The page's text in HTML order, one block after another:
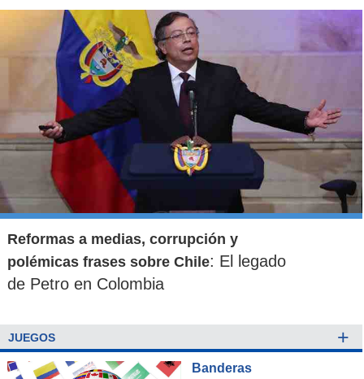
Reformas a medias, corrupción y
polémicas frases sobre Chile: El legado
de Petro en Colombia
JUEGOS +
Banderas